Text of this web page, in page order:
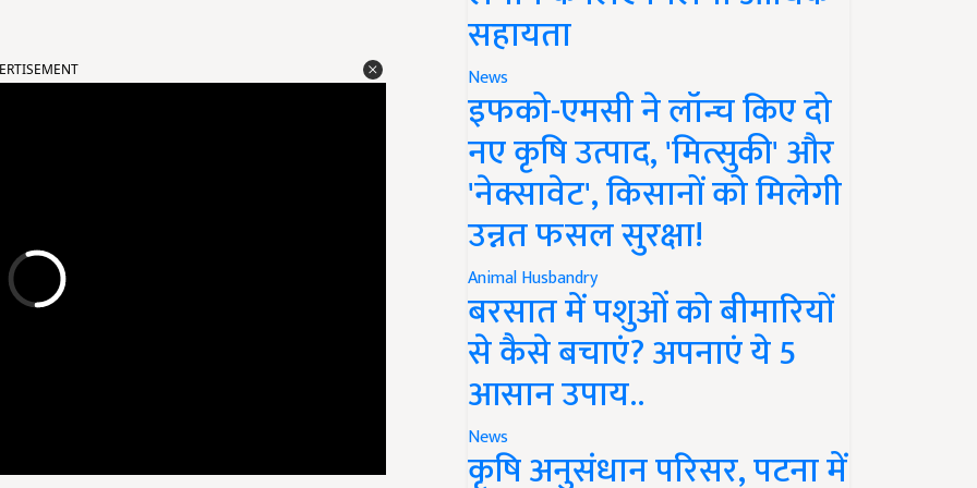
सहायता
News
इफको-एमसी ने लॉन्च किए दो
नए कृषि उत्पाद, 'मित्सुकी' और
'नेक्सावेट', किसानों को मिलेगी
उन्नत फसल सुरक्षा!
Animal Husbandry
बरसात में पशुओं को बीमारियों
से कैसे बचाएं? अपनाएं ये 5
आसान उपाय..
News
कृषि अनुसंधान परिसर, पटना में